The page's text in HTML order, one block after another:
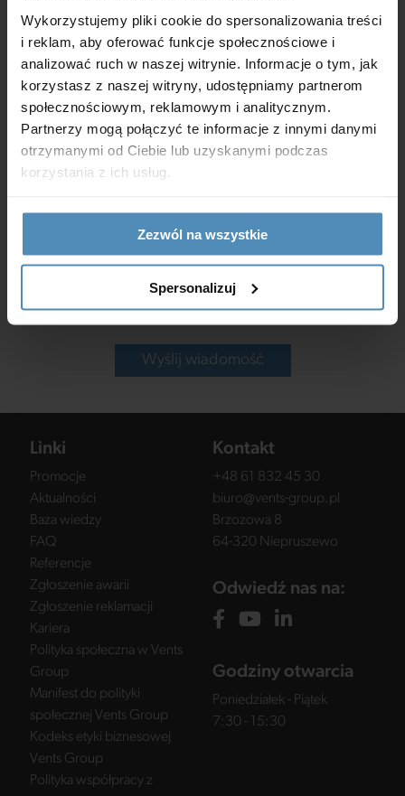
Wykorzystujemy pliki cookie do spersonalizowania treści
i reklam, aby oferować funkcje społecznościowe i
analizować ruch w naszej witrynie. Informacje o tym, jak
korzystasz z naszej witryny, udostępniamy partnerom
społecznościowym, reklamowym i analitycznym.
Partnerzy mogą połączyć te informacje z innymi danymi
otrzymanymi od Ciebie lub uzyskanymi podczas
korzystania z ich usług.
Zezwól na wszystkie
Spersonalizuj
*Wyrażam zgodę na przetwarzanie moich danych osobowych
w celach marketingowych zgodnie zpolityką prywatności.
Wyślij wiadomość
Linki
Promocje
Aktualności
Baza wiedzy
FAQ
Referencje
Zgłoszenie awarii
Zgłoszenie reklamacji
Kariera
Polityka społeczna w Vents
Group
Manifest do polityki
społecznej Vents Group
Kodeks etyki biznesowej
Vents Group
Polityka współpracy z
Kontakt
+48 61 832 45 30
biuro@vents-group.pl
Brzozowa 8
64-320 Niepruszewo
Odwiedź nas na:
Godziny otwarcia
Poniedziałek - Piątek
7:30 - 15:30